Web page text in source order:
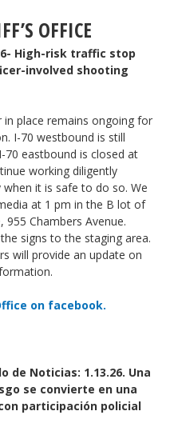
OFFICE
High-risk traffic stop
involved shooting
in place remains ongoing for
I-70 westbound is still
70 eastbound is closed at
working diligently
it is safe to do so. We
at 1 pm in the B lot of
955 Chambers Avenue.
signs to the staging area.
will provide an update on
on facebook.
de Noticias: 1.13.26. Una
se convierte en una
participación policial